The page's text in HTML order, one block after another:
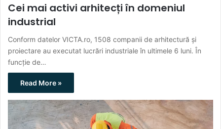
Cei mai activi arhitecți în domeniul
industrial
Conform datelor VICTA.ro, 1508 companii de arhitectură și
proiectare au executat lucrări industriale în ultimele 6 luni. În
funcție de…
Read More »